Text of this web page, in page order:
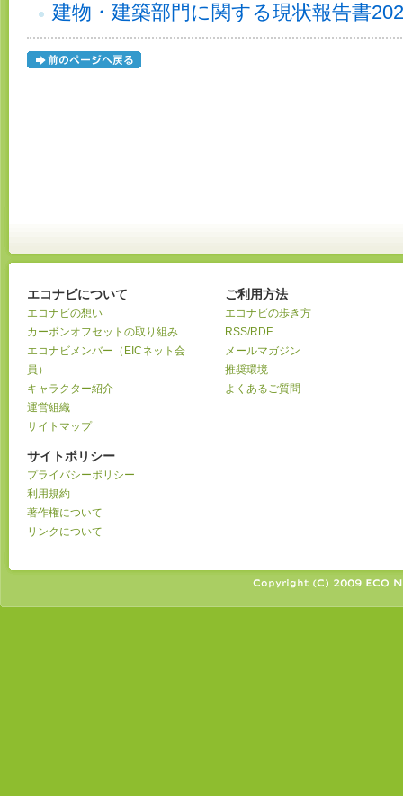
建物・建築部門に関する現状報告書
エコナビについて
エコナビの想い
カーボンオフセットの取り組み
エコナビメンバー（EICネット会
員）
キャラクター紹介
運営組織
サイトマップ
サイトポリシー
プライバシーポリシー
利用規約
著作権について
リンクについて
ご利用方法
エコナビの歩き方
RSS/RDF
メールマガジン
推奨環境
よくあるご質問